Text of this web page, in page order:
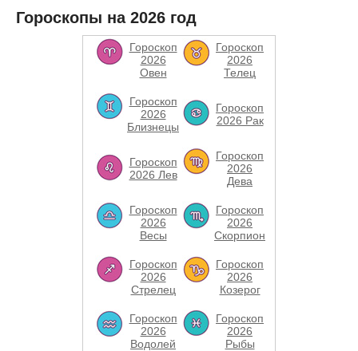
Гороскопы на 2026 год
Гороскоп
2026
Овен
Гороскоп
2026
Телец
Гороскоп
2026
Близнецы
Гороскоп
2026 Рак
Гороскоп
2026 Лев
Гороскоп
2026
Дева
Гороскоп
2026
Весы
Гороскоп
2026
Скорпион
Гороскоп
2026
Стрелец
Гороскоп
2026
Козерог
Гороскоп
2026
Водолей
Гороскоп
2026
Рыбы